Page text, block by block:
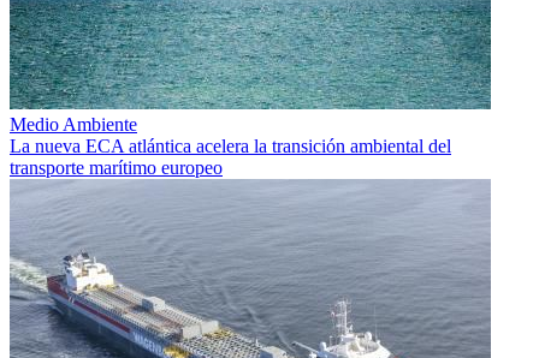
Medio Ambiente
La nueva ECA atlántica acelera la transición ambiental del
transporte marítimo europeo